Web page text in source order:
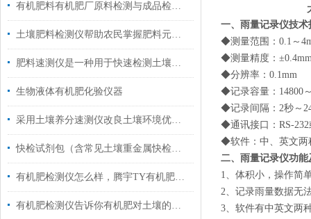
有机肥料有机肥厂原料检测与成品检验仪器设备配置要求
土壤肥料检测仪帮助农民掌握肥料元素含量
肥料速测仪是一种用于快速检测土壤和肥料中营养素成分的工具
生物液体有机肥化验仪器
采用土壤养分速测仪改良土壤环境优势明显
快检试剂包（含常见土壤重金属快检）招标参数
有机肥检测仪怎么样，腾宇TY有机肥快速检测仪有哪些优势？
有机肥检测仪告诉你有机肥对土壤的作用以及好处有哪些？
一、雨量记录仪技术
◆测量范围：0.1～
◆测量精度：
◆分辨率：0.1mm
◆记录容量：14800
◆记录间隔：2秒～
◆通讯接口：RS-232
◆软件：中、英文两
二、雨量记录仪功能
1、体积小，操作简
2、记录雨量数据无
3、软件有中英文两